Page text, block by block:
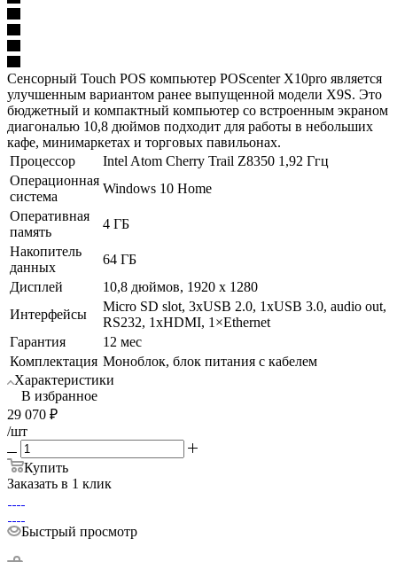
Сенсорный Touch POS компьютер POScenter X10pro является
улучшенным вариантом ранее выпущенной модели X9S. Это
бюджетный и компактный компьютер со встроенным экраном
диагональю 10,8 дюймов подходит для работы в небольших
кафе, минимаркетах и торговых павильонах.
Процессор
Intel Atom Cherry Trail Z8350 1,92 Ггц
Операционная
система
Windows 10 Home
Оперативная
память
4 ГБ
Накопитель
данных
64 ГБ
Дисплей
10,8 дюймов, 1920 х 1280
Интерфейсы
Micro SD slot, 3xUSB 2.0, 1xUSB 3.0, audio out,
RS232, 1xHDMI, 1×Ethernet
Гарантия
12 мес
Комплектация Моноблок, блок питания с кабелем
Характеристики
В избранное
29 070 ₽
/шт
Купить
Заказать в 1 клик
Быстрый просмотр